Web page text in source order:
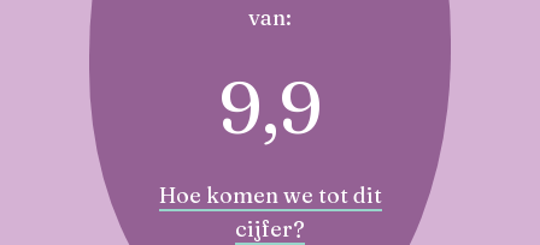
van:
9,9
Hoe komen we tot dit
cijfer?